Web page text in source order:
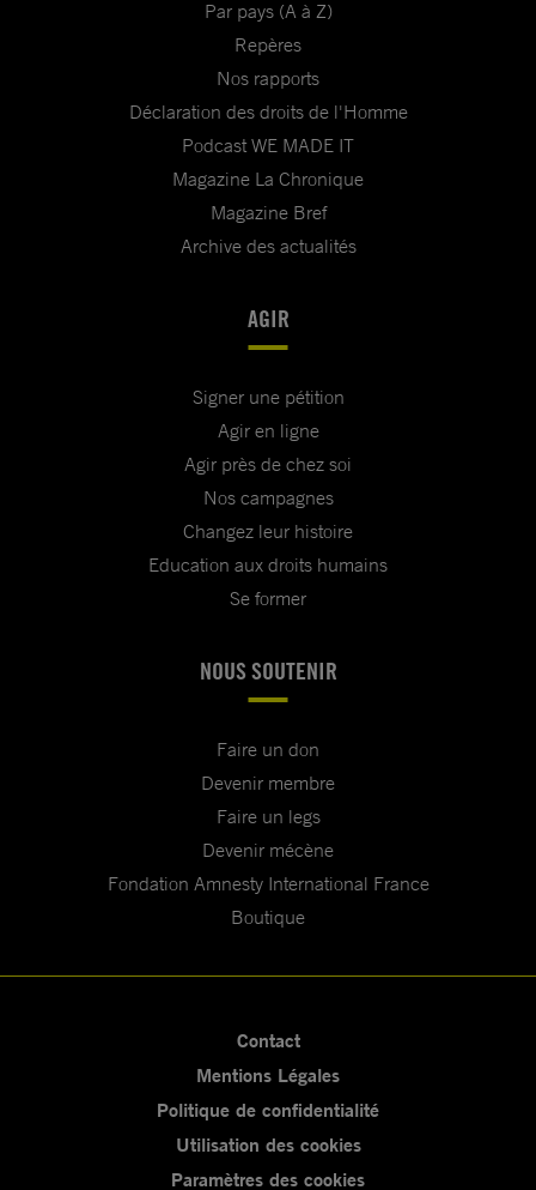
Par pays (A à Z)
Repères
Nos rapports
Déclaration des droits de l'Homme
Podcast WE MADE IT
Magazine La Chronique
Magazine Bref
Archive des actualités
AGIR
Signer une pétition
Agir en ligne
Agir près de chez soi
Nos campagnes
Changez leur histoire
Education aux droits humains
Se former
NOUS SOUTENIR
Faire un don
Devenir membre
Faire un legs
Devenir mécène
Fondation Amnesty International France
Boutique
Contact
Mentions Légales
Politique de confidentialité
Utilisation des cookies
Paramètres des cookies